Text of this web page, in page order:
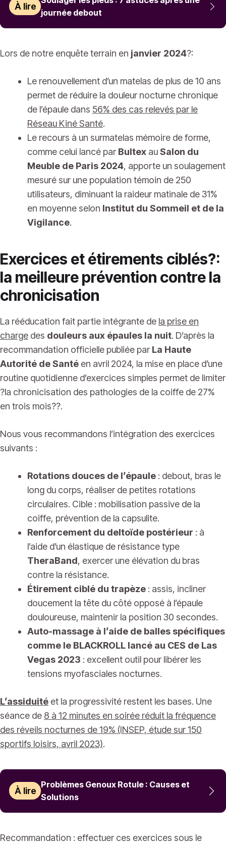
À lire
journée debout
Lors de notre enquête terrain en janvier 2024?:
Le renouvellement d’un matelas de plus de 10 ans
permet de réduire la douleur nocturne chronique
de l’épaule dans 56% des cas relevés par le
Réseau Kiné Santé.
Le recours à un surmatelas mémoire de forme,
comme celui lancé par Bultex auSalon du
Meuble de Paris 2024, apporte un soulagement
mesuré sur une population témoin de 250
utilisateurs, diminuant la raideur matinale de 31%
en moyenne selon Institut du Sommeil et de la
Vigilance.
Exercices et étirements ciblés?:
la meilleure prévention contre la
chronicisation
La rééducation fait partie intégrante de la prise en
charge des douleurs aux épaules la nuit. D’après la
recommandation officielle publiée par La Haute
Autorité de Santé en avril 2024, la mise en place d’une
routine quotidienne d’exercices simples permet de limiter
?la chronicisation des pathologies de la coiffe de 27%
en trois mois??.
Nous vous recommandons l’intégration des exercices
suivants :
Rotations douces de l’épaule : debout, bras le
long du corps, réaliser de petites rotations
circulaires. Cible : mobilisation passive de la
coiffe, prévention de la capsulite.
Renforcement du deltoïde postérieur : à
l’aide d’un élastique de résistance type
TheraBand, exercer une élévation du bras
contre la résistance.
Étirement ciblé du trapèze : assis, incliner
doucement la tête du côté opposé à l’épaule
douloureuse, maintenir la position 30 secondes.
Auto-massage à l’aide de balles spécifiques
comme le BLACKROLL lancé au CES de Las
Vegas 2023 : excellent outil pour libérer les
tensions myofasciales nocturnes.
L’assiduité et la progressivité restent les bases. Une
séance de 8 à 12 minutes en soirée réduit la fréquence
des réveils nocturnes de 19% (INSEP, étude sur 150
sportifs loisirs, avril 2023).
À lire
Problèmes Genoux Rotule : Causes et
Solutions
Recommandation : effectuer ces exercices sous le